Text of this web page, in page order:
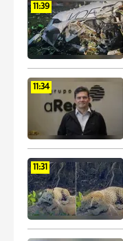
11:39
11:34
11:31